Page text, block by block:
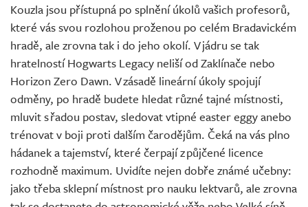
Kouzla jsou přístupná po splnění úkolů vašich profesorů,
které vás svou rozlohou proženou po celém Bradavickém
hradě, ale zrovna tak i do jeho okolí. V jádru se tak
hratelností Hogwarts Legacy neliší od Zaklínače nebo
Horizon Zero Dawn. V zásadě lineární úkoly spojují
odměny, po hradě budete hledat různé tajné místnosti,
mluvit s řadou postav, sledovat vtipné easter eggy anebo
trénovat v boji proti dalším čarodějům. Čeká na vás plno
hádanek a tajemství, které čerpají z půjčené licence
rozhodně maximum. Uvidíte nejen dobře známé učebny:
jako třeba sklepní místnost pro nauku lektvarů, ale zrovna